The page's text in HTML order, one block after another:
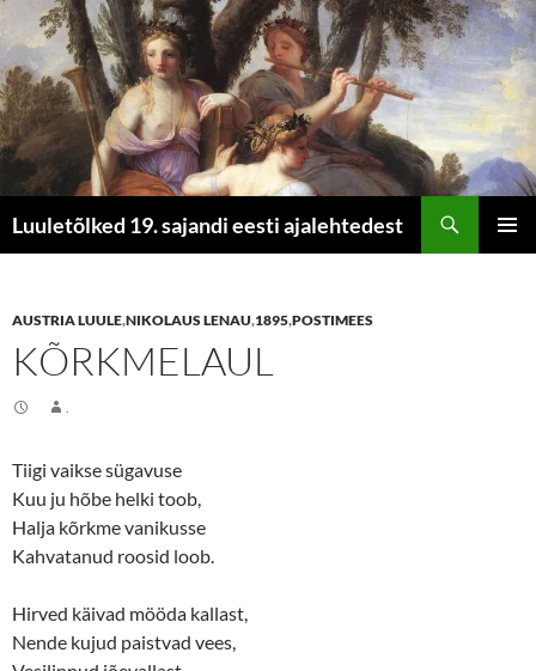
Luuletõlked 19. sajandi eesti ajalehtedest
AUSTRIA LUULE,NIKOLAUS LENAU,1895,POSTIMEES
KÕRKMELAUL
Tiigi vaikse sügavuse
Kuu ju hõbe helki toob,
Halja kõrkme vanikusse
Kahvatanud roosid loob.
Hirved käivad mööda kallast,
Nende kujud paistvad vees,